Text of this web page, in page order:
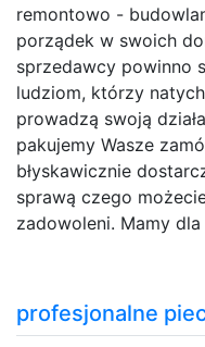
remontowo -
porządek w swoich
sprzedawcy powinno
ludziom, którzy
prowadzą swoją
pakujemy Wasze
błyskawicznie
sprawą czego
zadowoleni. Mamy
profesjonalne